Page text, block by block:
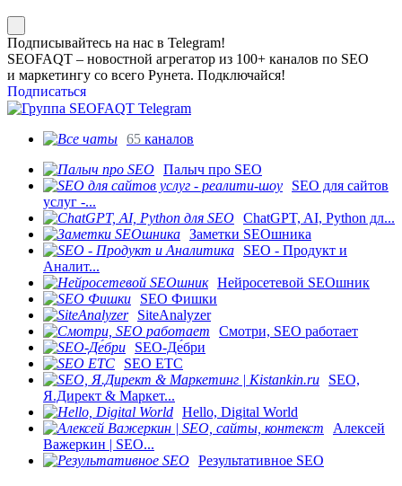
Подписывайтесь на нас в Telegram!
SEOFAQT – новостной агрегатор из 100+ каналов по SEO
и маркетингу со всего Рунета. Подключайся!
Подписаться
65 каналов
Палыч про SEO
SEO для сайтов
услуг -...
ChatGPT, AI, Python дл...
Заметки SEOшника
SEO - Продукт и
Аналит...
Нейросетевой SEOшник
SEO Фишки
SiteAnalyzer
Смотри, SEO работает
SEO-Де́бри
SEO ETC
SEO,
Я.Директ & Маркет...
Hello, Digital World
Алексей
Важеркин | SEO...
Результативное SEO